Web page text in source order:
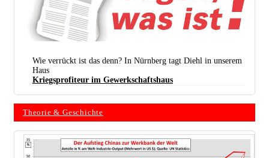
Wie verrückt ist das denn? In Nürnberg tagt Diehl in unserem
Haus
Kriegsprofiteur im Gewerkschaftshaus
Theorie & Geschichte